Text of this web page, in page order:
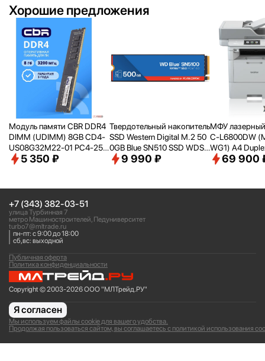
Хорошие предложения
Модуль памяти CBR DDR4
DIMM (UDIMM) 8GB CD4-
US08G32M22-01 PC4-256
00, 3200MHz, CL22, 1.2V
5 350 ₽
Твердотельный накопитель
SSD Western Digital M.2 50
0GB Blue SN510 SSD WDS5
00G5B0E PCIe NVMe 4.0 x
9 990 ₽
МФУ лазерный
C-L6800DW
WG1) A4
рый69 900
+7 (343) 382-03-51
улица Турбинная 7
метро Машиностроителей, Педуниверситет
turbo7@mltrade.ru
пн-пт: с 9:00 до 18:00
сб,вс: выходной
Copyright © 2003-2026 ООО "МЛТрейд.РУ"
Политика конфиденциальности
Публичная оферта
Мы используем файлы cookie для вашего удобства.
Продолжая пользоваться сайтом, вы соглашаетесь с политикой использования
Я согласен